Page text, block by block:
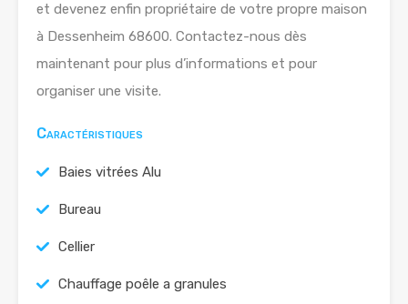
et devenez enfin propriétaire de votre propre maison
à Dessenheim 68600. Contactez-nous dès
maintenant pour plus d’informations et pour
organiser une visite.
Caractéristiques
Baies vitrées Alu
Bureau
Cellier
Chauffage poêle a granules